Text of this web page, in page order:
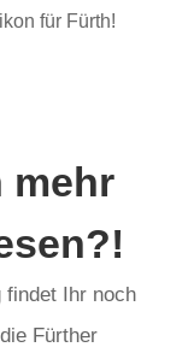
für Fürth!
mehr
findet Ihr noch
Fürther